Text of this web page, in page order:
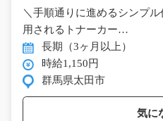
＼手順通りに進めるシンプ
用されるトナーカー…
長期（3ヶ月以上）
時給1,150円
群馬県太田市
気に